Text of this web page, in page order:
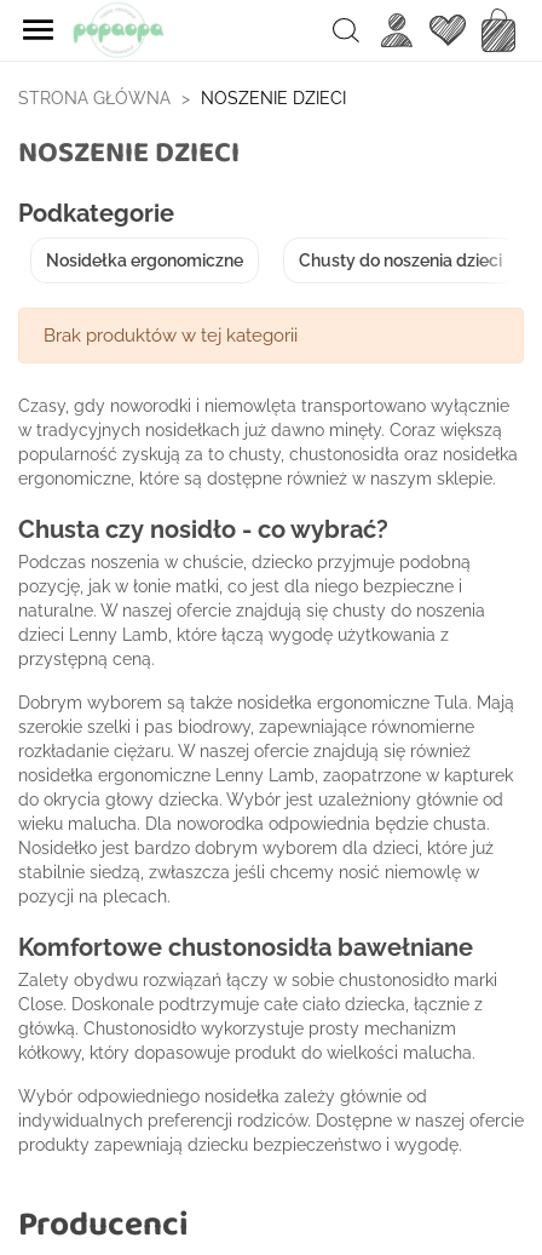
 Search Ulubione
STRONA GŁÓWNA NOSZENIE DZIECI
NOSZENIE DZIECI
Podkategorie
Nosidełka ergonomiczne Chusty do noszenia dzieci
Brak produktów w tej kategorii
Czasy, gdy noworodki i niemowlęta transportowano wyłącznie
w tradycyjnych nosidełkach już dawno minęły. Coraz większą
popularność zyskują za to chusty, chustonosidła oraz nosidełka
ergonomiczne, które są dostępne również w naszym sklepie.
Chusta czy nosidło - co wybrać?
Podczas noszenia w chuście, dziecko przyjmuje podobną
pozycję, jak w łonie matki, co jest dla niego bezpieczne i
naturalne. W naszej ofercie znajdują się chusty do noszenia
dzieci Lenny Lamb, które łączą wygodę użytkowania z
przystępną ceną.
Dobrym wyborem są także nosidełka ergonomiczne Tula. Mają
szerokie szelki i pas biodrowy, zapewniające równomierne
rozkładanie ciężaru. W naszej ofercie znajdują się również
nosidełka ergonomiczne Lenny Lamb, zaopatrzone w kapturek
do okrycia głowy dziecka. Wybór jest uzależniony głównie od
wieku malucha. Dla noworodka odpowiednia będzie chusta.
Nosidełko jest bardzo dobrym wyborem dla dzieci, które już
stabilnie siedzą, zwłaszcza jeśli chcemy nosić niemowlę w
pozycji na plecach.
Komfortowe chustonosidła bawełniane
Zalety obydwu rozwiązań łączy w sobie chustonosidło marki
Close. Doskonale podtrzymuje całe ciało dziecka, łącznie z
główką. Chustonosidło wykorzystuje prosty mechanizm
kółkowy, który dopasowuje produkt do wielkości malucha.
Wybór odpowiedniego nosidełka zależy głównie od
indywidualnych preferencji rodziców. Dostępne w naszej ofercie
produkty zapewniają dziecku bezpieczeństwo i wygodę.
Producenci